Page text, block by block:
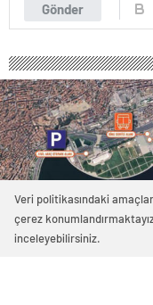
0 0
Gönder
0 0
Veri politikasındaki
çerez
inceleyebilirsiniz.